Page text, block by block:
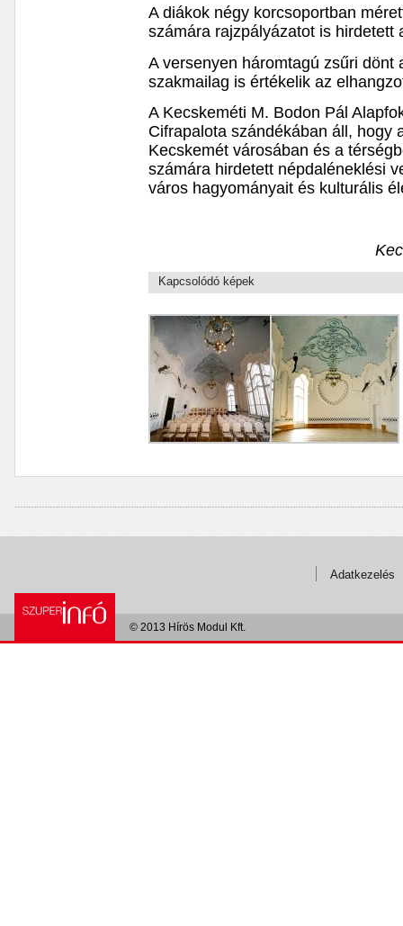
A diákok négy korcsoportban
számára rajzpályázatot is hirdetett
A versenyen háromtagú zsűri dönt
szakmailag is értékelik az
A Kecskeméti M. Bodon Pál
Cifrapalota szándékában áll, hogy
Kecskemét városában és a
számára hirdetett népdaléneklési
város hagyományait és kulturális
Kapcsolódó képek
Adatkezelés
© 2013 Hírös Modul Kft.